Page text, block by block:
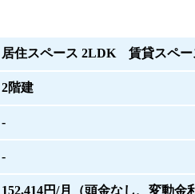
居住スペース 2LDK 賃貸スペー
2階建
-
-
152,414円/月（頭金なし、変動金